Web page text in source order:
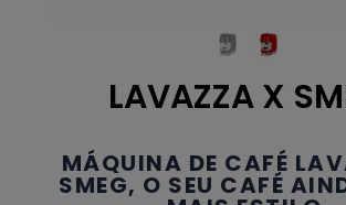
LAVAZZA X
MÁQUINA DE CAFÉ
SMEG, O SEU CAFÉ